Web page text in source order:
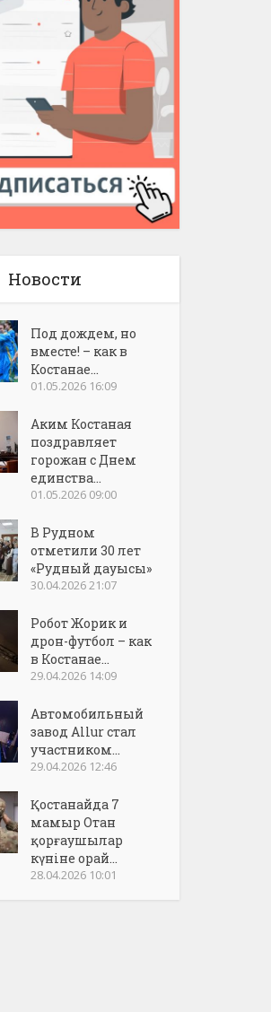
Новости
Под дождем, но
вместе! – как в
Костанае...
01.05.2026 16:09
Аким Костаная
поздравляет
горожан с Днем
единства...
01.05.2026 09:00
В Рудном
отметили 30 лет
«Рудный дауысы»
30.04.2026 21:07
Робот Жорик и
дрон-футбол – как
в Костанае...
29.04.2026 14:09
Автомобильный
завод Allur стал
участником...
29.04.2026 12:46
Қостанайда 7
мамыр Отан
қорғаушылар
күніне орай...
28.04.2026 10:01